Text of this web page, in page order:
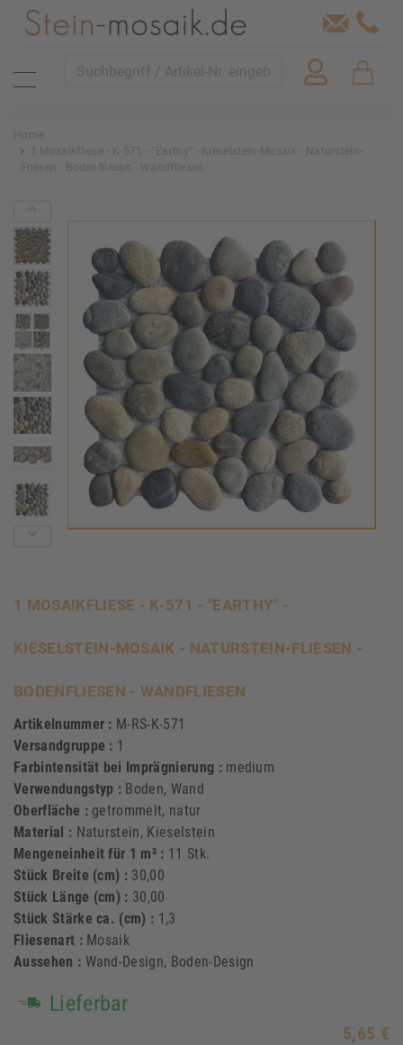
Home
1 Mosaikfliese - K-571 - "Earthy" - Kieselstein-Mosaik - Naturstein-
Fliesen - Bodenfliesen - Wandfliesen
1 MOSAIKFLIESE - K-571 - "EARTHY" -
KIESELSTEIN-MOSAIK - NATURSTEIN-FLIESEN -
BODENFLIESEN - WANDFLIESEN
Artikelnummer : M-RS-K-571
Versandgruppe : 1
Farbintensität bei Imprägnierung : medium
Verwendungstyp : Boden, Wand
Oberfläche : getrommelt, natur
Material : Naturstein, Kieselstein
Mengeneinheit für 1 m² : 11 Stk.
Stück Breite (cm) : 30,00
Stück Länge (cm) : 30,00
Stück Stärke ca. (cm) : 1,3
Fliesenart : Mosaik
Aussehen : Wand-Design, Boden-Design
Lieferbar
5,65 €